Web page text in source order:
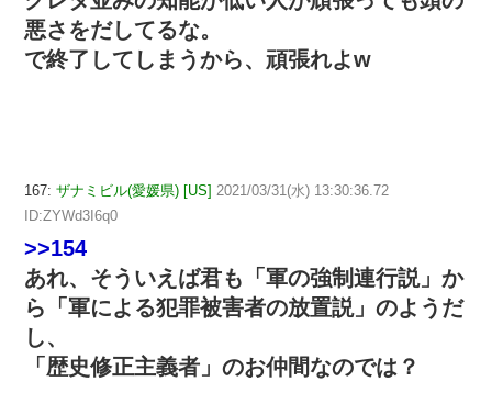
悪さをだしてるな。
で終了してしまうから、頑張れよw
167: ザナミビル(愛媛県) [US] 2021/03/31(水) 13:30:36.72
ID:ZYWd3I6q0
>>154
あれ、そういえば君も「軍の強制連行説」か
ら「軍による犯罪被害者の放置説」のようだ
し、
「歴史修正主義者」のお仲間なのでは？